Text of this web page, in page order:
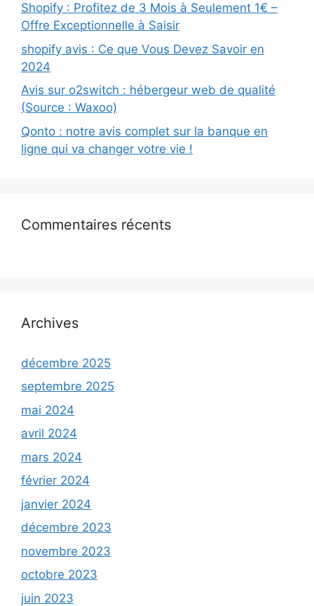
Shopify : Profitez de 3 Mois à Seulement 1€ –
Offre Exceptionnelle à Saisir
shopify avis : Ce que Vous Devez Savoir en
2024
Avis sur o2switch : hébergeur web de qualité
(Source : Waxoo)
Qonto : notre avis complet sur la banque en
ligne qui va changer votre vie !
Commentaires récents
Archives
décembre 2025
septembre 2025
mai 2024
avril 2024
mars 2024
février 2024
janvier 2024
décembre 2023
novembre 2023
octobre 2023
juin 2023